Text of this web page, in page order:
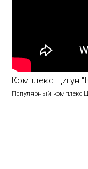
Комплекс Цигун
Популярный комплекс